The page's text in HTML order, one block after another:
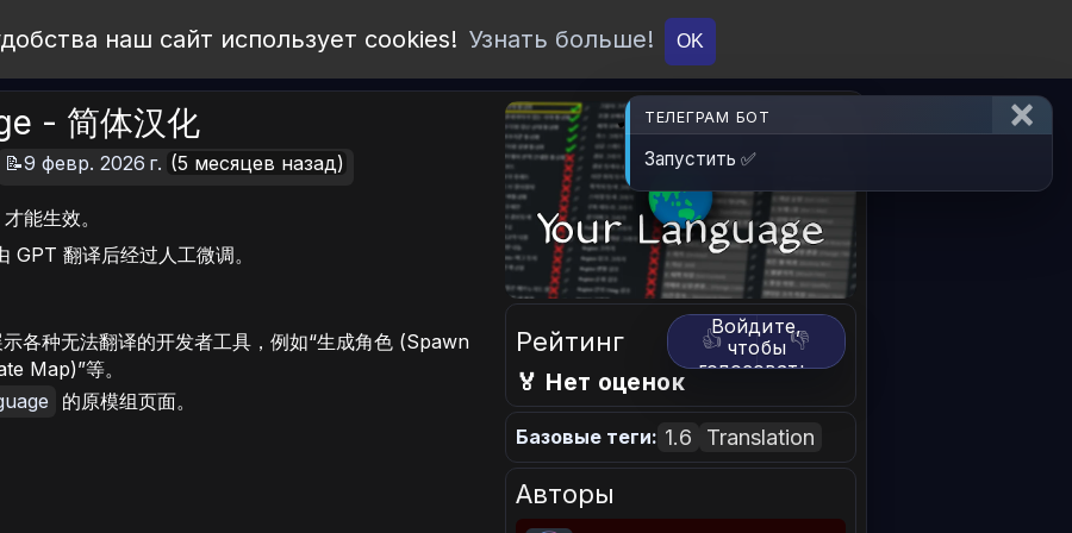
наш сайт использует cookies! Узнать больше! OK
- 简体汉化
📝9 февр. 2026 г. (5 месяцев назад)
才能生效。
GPT 翻译后经过人工微调。
各种无法翻译的开发者工具，例如“生成角色 (Spawn
Map)”等。
的原模组页面。
Рейтинг 👍 👎
Войдите,
чтобы
голосовать.
🏅 Нет оценок
Базовые теги: 1.6 Translation
Авторы
ТЕЛЕГРАМ БОТ
Запустить ✅